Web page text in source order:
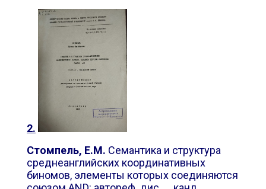
2.
Стомпель, Е.М. Семантика и структура
среднеанглийских координативных
биномов, элементы которых соединяются